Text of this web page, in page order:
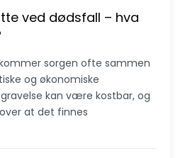
ved dødsfall – hva
sorgen ofte sammen
og økonomiske
kan være kostbar, og
at det finnes